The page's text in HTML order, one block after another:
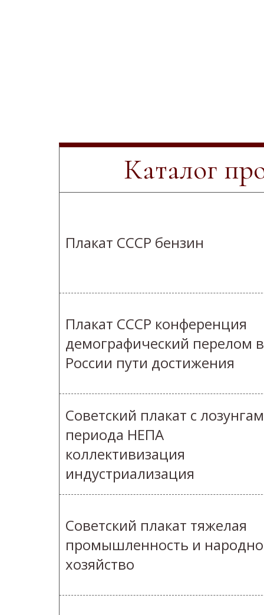
Каталог
Плакат СССР бензин
Плакат СССР конференция
демографический перелом в
России пути достижения
Советский плакат с
периода НЕПА
коллективизация
индустриализация
Советский плакат тяжелая
промышленность и
хозяйство